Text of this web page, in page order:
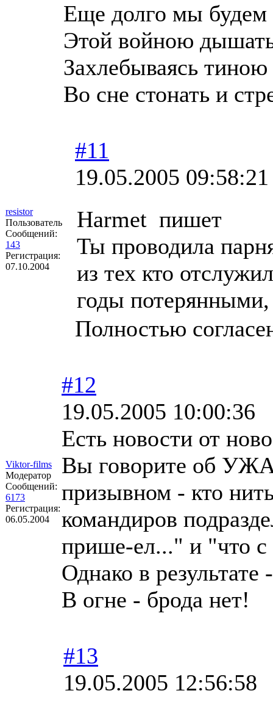
Еще долго мы будем
Этой войною
Захлебываясь тиною
Во сне стонать и
resistor
Пользователь
Сообщений:
143
Регистрация:
07.10.2004
#11
19.05.2005 09:58:21
Harmet пишет
Ты проводила
из тех кто
годы потерянными,
Полностью
Viktor-films
Модератор
Сообщений:
6173
Регистрация:
06.05.2004
#12
19.05.2005 10:00:36
Есть новости от
Вы говорите об
призывном - кто
командиров
прише-ел..." и "что с
Однако в результате
В огне - брода нет!
#13
19.05.2005 12:56:58